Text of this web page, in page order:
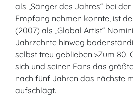
als „Sänger des Jahres“ bei der
Empfang nehmen konnte, ist
(2007) als „Global Artist“
Jahrzehnte hinweg
selbst treu geblieben.>Zum 80.
sich und seinen Fans das
nach fünf Jahren das nächste
aufschlägt.